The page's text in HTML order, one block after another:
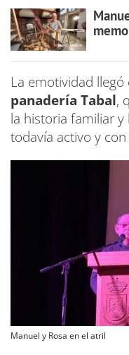
La emotividad llegó
panadería Tabal,
la historia familiar
todavía activo y
Manuel y Rosa en el atril